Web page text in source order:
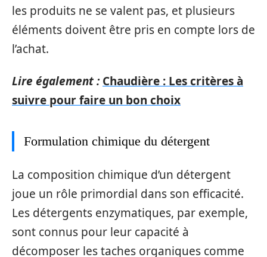
les produits ne se valent pas, et plusieurs
éléments doivent être pris en compte lors de
l’achat.
Lire également : Chaudière : Les critères à
suivre pour faire un bon choix
Formulation chimique du détergent
La composition chimique d’un détergent
joue un rôle primordial dans son efficacité.
Les détergents enzymatiques, par exemple,
sont connus pour leur capacité à
décomposer les taches organiques comme